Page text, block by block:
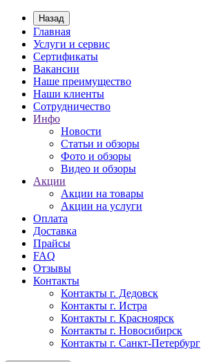
Назад
Главная
Услуги и сервис
Сертификаты
Вакансии
Наше преимущество
Наши клиенты
Сотрудничество
Инфо
Новости
Статьи и обзоры
Фото и обзоры
Видео и обзоры
Акции
Акции на товары
Акции на услуги
Оплата
Доставка
Прайсы
FAQ
Отзывы
Контакты
Контакты г. Дедовск
Контакты г. Истра
Контакты г. Красноярск
Контакты г. Новосибирск
Контакты г. Санкт-Петербург